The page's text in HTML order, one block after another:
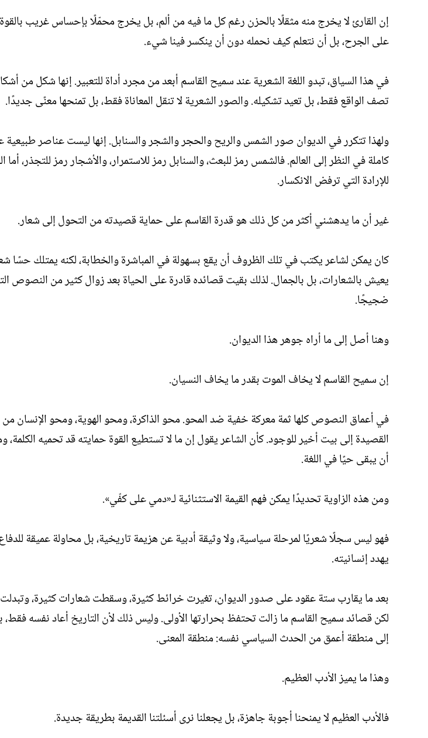
إن القارئ لا يخرج منه مثقلًا بالحزن رغم كل ما فيه من ألم، بل يخرج محمّلًا بإحساس غريب
على الجرح، بل أن نتعلم كيف نحمله دون أن ينكسر فينا شيء.
في هذا السياق، تبدو اللغة الشعرية عند سميح القاسم أبعد من مجرد أداة للتعبير. إنها شكل من
تصف الواقع فقط، بل تعيد تشكيله. والصور الشعرية لا تنقل المعاناة فقط، بل تمنحها معنًى جديدًا.
ولهذا تتكرر في الديوان صور الشمس والريح والحجر والشجر والسنابل. إنها ليست عناصر طبيعية
كاملة في النظر إلى العالم. فالشمس رمز للبعث، والسنابل رمز للاستمرار، والأشجار رمز للتجذر،
للإرادة التي ترفض الانكسار.
غير أن ما يدهشني أكثر من كل ذلك هو قدرة القاسم على حماية قصيدته من التحول إلى شعار.
كان يمكن لشاعر يكتب في تلك الظروف أن يقع بسهولة في المباشرة والخطابة، لكنه يمتلك حسًا
يعيش بالشعارات، بل بالجمال. لذلك بقيت قصائده قادرة على الحياة بعد زوال كثير من النصوص
ضجيجًا.
وهنا أصل إلى ما أراه جوهر هذا الديوان.
إن سميح القاسم لا يخاف الموت بقدر ما يخاف النسيان.
في أعماق النصوص كلها ثمة معركة خفية ضد المحو. محو الذاكرة، ومحو الهوية، ومحو الإنسان
القصيدة إلى بيت أخير للوجود. كأن الشاعر يقول إن ما لا تستطيع القوة حمايته قد تحميه
أن يبقى حيًا في اللغة.
ومن هذه الزاوية تحديدًا يمكن فهم القيمة الاستثنائية لـ«دمي على كفّي».
فهو ليس سجلًا شعريًا لمرحلة سياسية، ولا وثيقة أدبية عن هزيمة تاريخية، بل محاولة عميقة
يهدد إنسانيته.
بعد ما يقارب ستة عقود على صدور الديوان، تغيرت خرائط كثيرة، وسقطت شعارات كثيرة،
لكن قصائد سميح القاسم ما زالت تحتفظ بحرارتها الأولى. وليس ذلك لأن التاريخ أعاد نفسه
إلى منطقة أعمق من الحدث السياسي نفسه: منطقة المعنى.
وهذا ما يميز الأدب العظيم.
فالأدب العظيم لا يمنحنا أجوبة جاهزة، بل يجعلنا نرى أسئلتنا القديمة بطريقة جديدة.